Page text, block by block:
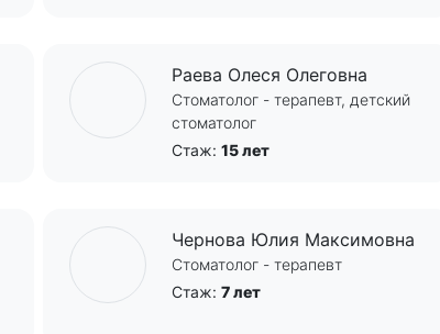
Раева Олеся Олеговна
Стоматолог - терапевт, детский
стоматолог
Стаж: 15 лет
Чернова Юлия Максимовна
Стоматолог - терапевт
Стаж: 7 лет